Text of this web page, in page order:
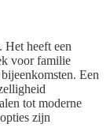
Het heeft een
voor familie
Een
tot moderne
zijn